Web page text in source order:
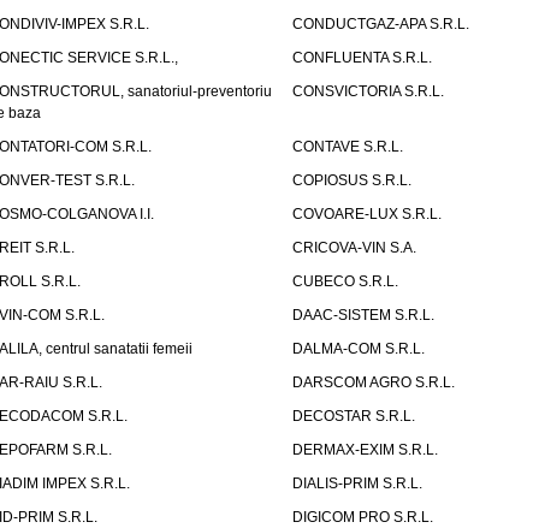
IMPEX S.R.L.
CONDUCTGAZ-APA S.R.L.
SERVICE S.R.L.,
CONFLUENTA S.R.L.
sanatoriul-preventoriu
baza
CONSVICTORIA S.R.L.
COM S.R.L.
CONTAVE S.R.L.
TEST S.R.L.
COPIOSUS S.R.L.
COLGANOVA I.I.
COVOARE-LUX S.R.L.
S.R.L.
CRICOVA-VIN S.A.
S.R.L.
CUBECO S.R.L.
COM S.R.L.
DAAC-SISTEM S.R.L.
centrul sanatatii femeii
DALMA-COM S.R.L.
RAIU S.R.L.
DARSCOM AGRO S.R.L.
S.R.L.
DECOSTAR S.R.L.
S.R.L.
DERMAX-EXIM S.R.L.
IMPEX S.R.L.
DIALIS-PRIM S.R.L.
PRIM S.R.L.
DIGICOM PRO S.R.L.